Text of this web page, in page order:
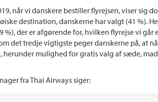
når vi danskere bestiller flyrejsen, viser sig
destination, danskerne har valgt (41 %).
der er afgørende for, hvilken flyrejse vi går
det tredje vigtigste peger danskerne på, at
herunder mulighed for gratis valg af sæde,
fra Thai Airways siger: